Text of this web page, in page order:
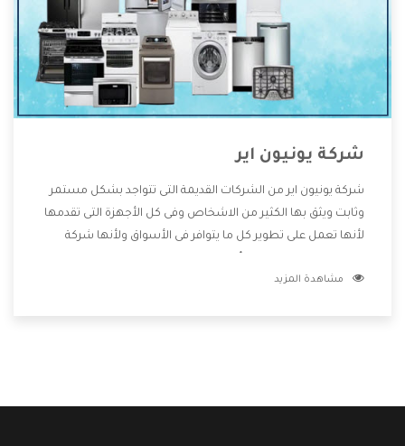
شركة يونيون اير
شركة يونيون اير من الشركات القديمة التى تتواجد بشكل مستمر
وثابت ويثق بها الكثير من الاشخاص وفى كل الأجهزة التى تقدمها
لأنها تعمل على تطوير كل ما يتوافر فى الأسواق ولأنها شركة
وتقدم للعملاء أقوى العروض والخصومات التى تسهل على
مشاهدة المزيد